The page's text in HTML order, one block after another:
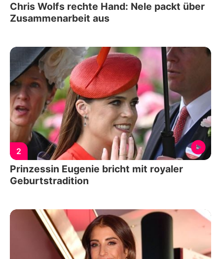
Chris Wolfs rechte Hand: Nele packt über
Zusammenarbeit aus
2
Prinzessin Eugenie bricht mit royaler
Geburtstradition